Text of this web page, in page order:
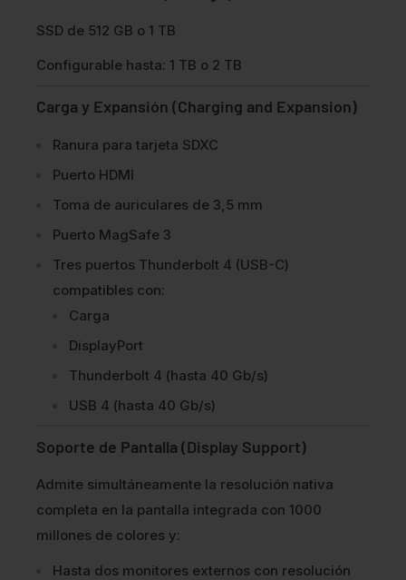
SSD de 512 GB o 1 TB
Configurable hasta: 1 TB o 2 TB
Carga y Expansión (Charging and Expansion)
Ranura para tarjeta SDXC
Puerto HDMI
Toma de auriculares de 3,5 mm
Puerto MagSafe 3
Tres puertos Thunderbolt 4 (USB-C)
compatibles con:
Carga
DisplayPort
Thunderbolt 4 (hasta 40 Gb/s)
USB 4 (hasta 40 Gb/s)
Soporte de Pantalla (Display Support)
Admite simultáneamente la resolución nativa
completa en la pantalla integrada con 1000
millones de colores y:
Hasta dos monitores externos con resolución